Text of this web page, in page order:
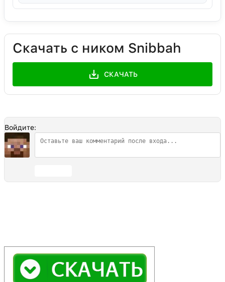
Скачать с ником Snibbah
СКАЧАТЬ
Войдите: